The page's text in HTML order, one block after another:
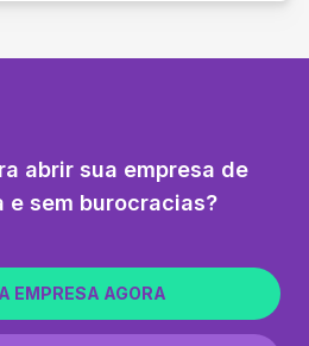
abrir sua empresa de
e sem burocracias?
EMPRESA AGORA